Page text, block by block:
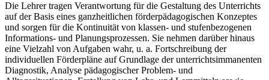
Die Lehrer tragen Verantwortung für die Gestaltung des Unterrichts
auf der Basis eines ganzheitlichen förderpädagogischen Konzeptes
und sorgen für die Kontinuität von klassen- und stufenbezogenen
Informations- und Planungsprozessen. Sie nehmen darüber hinaus
eine Vielzahl von Aufgaben wahr, u. a. Fortschreibung der
individuellen Förderpläne auf Grundlage der unterrichtsimmanenten
Diagnostik, Analyse pädagogischer Problem- und